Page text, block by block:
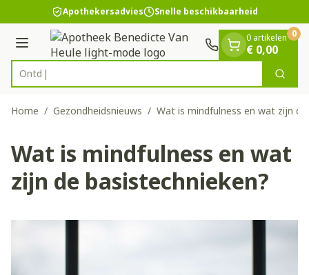
Ga naar de inhoud
1 van 1 Apothekersadvies Snelle beschikbaarheid
Menu
Product, merk, categorie...
Zoek
0 artikelen
€ 0,00
0
Home / Gezondheidsnieuws / Wat is mindfulness en wat zijn
Wat is mindfulness en wat
zijn de basistechnieken?